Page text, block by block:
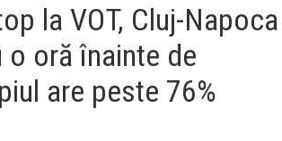
la VOT, Cluj-Napoca
o oră înainte de
are peste 76%